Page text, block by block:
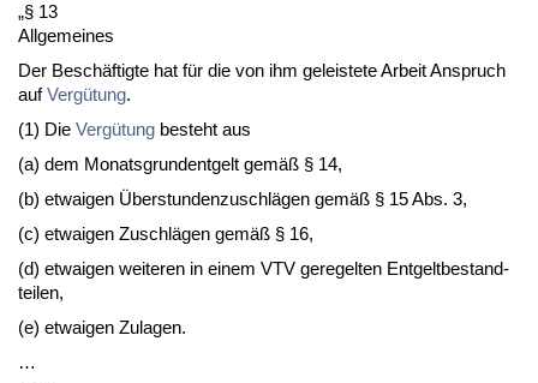
„§ 13
All­ge­mei­nes
Der Beschäftig­te hat für die von ihm ge­leis­te­te Ar­beit An­spruch
aufVergütung.
(1) Die Vergütung be­steht aus
(a) dem Mo­nats­grun­dent­gelt gemäß § 14,
(b) et­wai­gen Über­stun­den­zu­schlägen gemäß § 15 Abs. 3,
(c) et­wai­gen Zu­schlägen gemäß § 16,
(d) et­wai­gen wei­te­ren in ei­nem VTV ge­re­gel­ten Ent­gelt­be­stand­
tei­len,
(e) et­wai­gen Zu­la­gen.
…